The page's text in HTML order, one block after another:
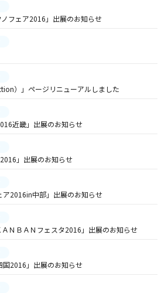
フェア2016」出展のお知らせ
）」ページリニューアルしました
近畿」出展のお知らせ
」出展のお知らせ
2016in中部」出展のお知らせ
ＮＢＡＮフェスタ2016」出展のお知らせ
2016」出展のお知らせ